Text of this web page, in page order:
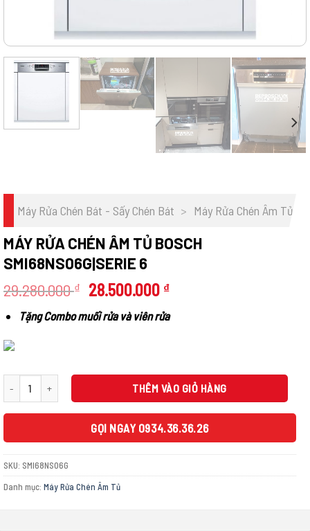
Máy Rửa Chén Bát - Sấy Chén Bát > Máy Rửa Chén Âm Tủ
MÁY RỬA CHÉN ÂM TỦ BOSCH
SMI68NS06G|SERIE 6
29.280.000₫
Giá
gốc
là:
28.500.000 ₫Giá
tại
Tặng Combo muối rửa và viên rửa
Máy rửa chén âm tủ BOSCH SMI68NS06G|Serie 6 số lượng
THÊM VÀO GIỎ HÀNG
GỌI NGAY 0934.36.36.26
SKU: SMI68NS06G
Danh mục: Máy Rửa Chén Âm Tủ